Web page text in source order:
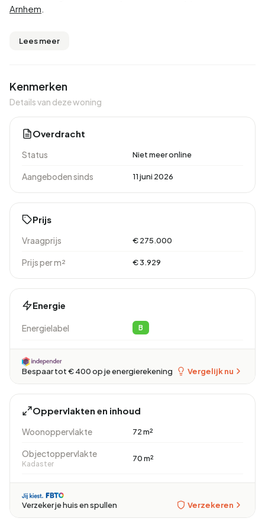
Arnhem
Lees meer
Kenmerken
Details van deze woning
Overdracht
Status Niet meer online
Aangeboden sinds 11 juni 2026
Prijs
Vraagprijs € 275.000
Prijs per m² € 3.929
Energie
Energielabel B
Bespaar tot € 400 op je energierekening Vergelijk nu
Oppervlakten en inhoud
Woonoppervlakte 72 m²
Objectoppervlakte
Kadaster
70 m²
Verzeker je huis en spullen Verzekeren